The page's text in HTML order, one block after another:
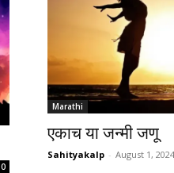
0
Marathi
एकाच या जन्मी जणू
Sahityakalp - August 1, 2024